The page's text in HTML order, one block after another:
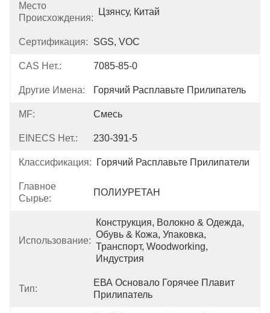
Место
Происхождения:
Цзянсу, Китай
Сертификация: SGS, VOC
CAS Нет.: 7085-85-0
Другие Имена: Горячий Расплавьте Прилипатель
MF: Смесь
EINECS Нет.: 230-391-5
Классификация: Горячий Расплавьте Прилипатели
Главное
Сырье:
ПОЛИУРЕТАН
Использование:
Конструкция, Волокно & Одежда,
Обувь & Кожа, Упаковка,
Транспорт, Woodworking,
Индустрия
Тип:
ЕВА Основало Горячее Плавит
Прилипатель